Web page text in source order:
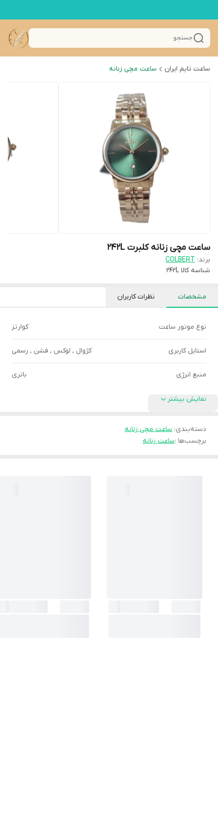
جستجو
ساعت تایم ایران ساعت مچی زنانه
ساعت مچی زنانه کلبرت 242L
برند: COLBERT
شناسه کالا 242L
مشخصات نظرات کاربران
نوع موتور ساعت کوارتز
استایل کاربری کژوال , لوکس , فشن , رسمی
منبع انرژی باتری
نمایش بیشتر
دسته‌بندی: ساعت مچی زنانه
برچسب‌ها :ساعت زنانه